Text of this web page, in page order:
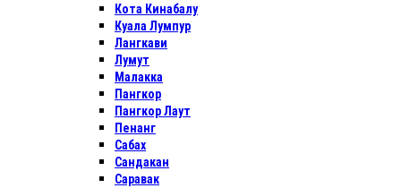
Кота Кинабалу
Куала Лумпур
Лангкави
Лумут
Малакка
Пангкор
Пангкор Лаут
Пенанг
Сабах
Сандакан
Саравак